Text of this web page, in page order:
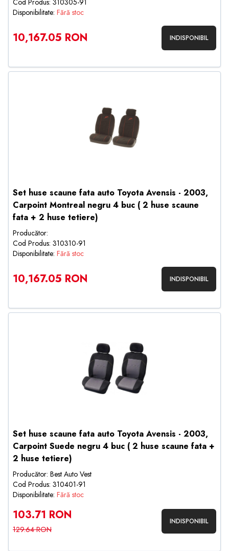
Cod Produs: 310305-91
Disponibilitate: Fără stoc
10,167.05 RON INDISPONIBIL
Set huse scaune fata auto Toyota Avensis - 2003,
Carpoint Montreal negru 4 buc ( 2 huse scaune
fata + 2 huse tetiere)
Producător:
Cod Produs: 310310-91
Disponibilitate: Fără stoc
10,167.05 RON INDISPONIBIL
Set huse scaune fata auto Toyota Avensis - 2003,
Carpoint Suede negru 4 buc ( 2 huse scaune fata +
2 huse tetiere)
Producător: Best Auto Vest
Cod Produs: 310401-91
Disponibilitate: Fără stoc
103.71 RON
129.64 RON
INDISPONIBIL